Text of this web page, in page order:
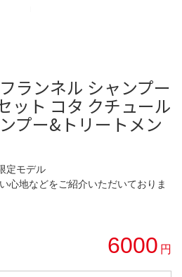
ランネル シャンプー
ット コタ クチュール
プー&トリートメン
定モデル
心地などをご紹介いただいておりま
6000 円